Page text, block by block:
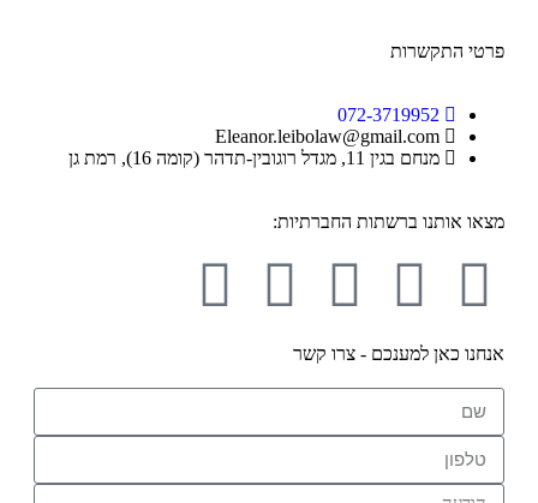
פרטי התקשרות
072-3719952
Eleanor.leibolaw@gmail.com
מנחם בגין 11, מגדל רוגובין-תדהר (קומה 16), רמת גן
מצאו אותנו ברשתות החברתיות:
אנחנו כאן למענכם - צרו קשר